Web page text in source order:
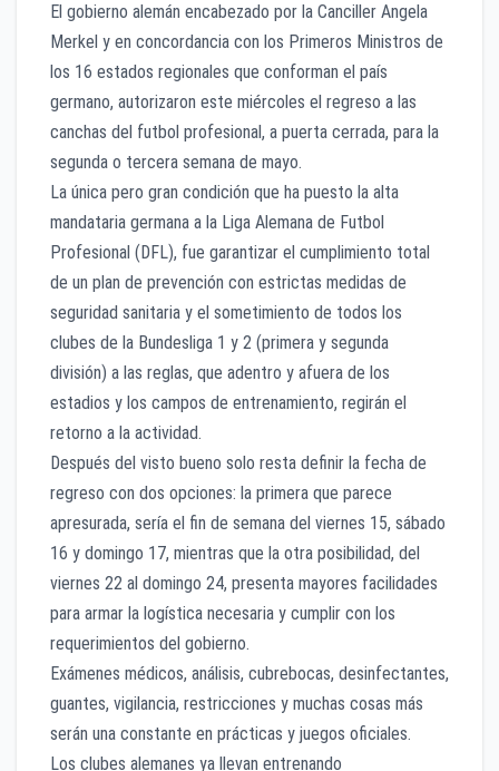
El gobierno alemán encabezado por la Canciller Angela
Merkel y en concordancia con los Primeros Ministros de
los 16 estados regionales que conforman el país
germano, autorizaron este miércoles el regreso a las
canchas del futbol profesional, a puerta cerrada, para la
segunda o tercera semana de mayo.
La única pero gran condición que ha puesto la alta
mandataria germana a la Liga Alemana de Futbol
Profesional (DFL), fue garantizar el cumplimiento total
de un plan de prevención con estrictas medidas de
seguridad sanitaria y el sometimiento de todos los
clubes de la Bundesliga 1 y 2 (primera y segunda
división) a las reglas, que adentro y afuera de los
estadios y los campos de entrenamiento, regirán el
retorno a la actividad.
Después del visto bueno solo resta definir la fecha de
regreso con dos opciones: la primera que parece
apresurada, sería el fin de semana del viernes 15, sábado
16 y domingo 17, mientras que la otra posibilidad, del
viernes 22 al domingo 24, presenta mayores facilidades
para armar la logística necesaria y cumplir con los
requerimientos del gobierno.
Exámenes médicos, análisis, cubrebocas, desinfectantes,
guantes, vigilancia, restricciones y muchas cosas más
serán una constante en prácticas y juegos oficiales.
Los clubes alemanes ya llevan entrenando